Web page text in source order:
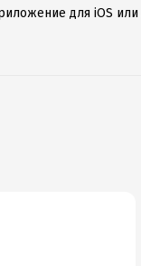
для iOS